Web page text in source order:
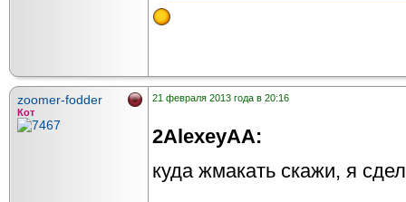
zoomer-fodder
Кот
21 февраля 2013 года в 20:16
2AlexeyAA:
куда жмакать скажи, я